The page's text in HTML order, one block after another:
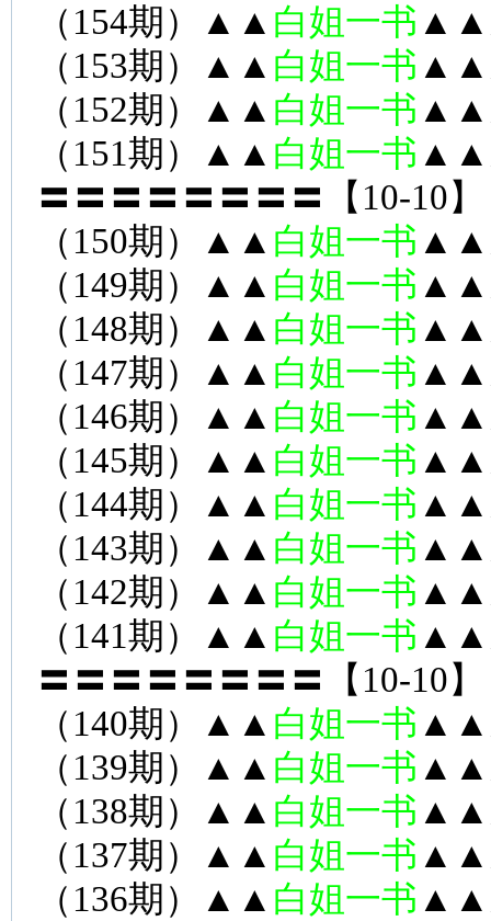
（154期）▲▲ 白姐一书 ▲▲
（153期）▲▲ 白姐一书 ▲▲
（152期）▲▲ 白姐一书 ▲▲
（151期）▲▲ 白姐一书 ▲▲
〓〓〓〓〓〓〓〓【10-10】
（150期）▲▲ 白姐一书 ▲▲
（149期）▲▲ 白姐一书 ▲▲
（148期）▲▲ 白姐一书 ▲▲
（147期）▲▲ 白姐一书 ▲▲
（146期）▲▲ 白姐一书 ▲▲
（145期）▲▲ 白姐一书 ▲▲
（144期）▲▲ 白姐一书 ▲▲
（143期）▲▲ 白姐一书 ▲▲
（142期）▲▲ 白姐一书 ▲▲
（141期）▲▲ 白姐一书 ▲▲
〓〓〓〓〓〓〓〓【10-10】
（140期）▲▲ 白姐一书 ▲▲
（139期）▲▲ 白姐一书 ▲▲
（138期）▲▲ 白姐一书 ▲▲
（137期）▲▲ 白姐一书 ▲▲
（136期）▲▲ 白姐一书 ▲▲